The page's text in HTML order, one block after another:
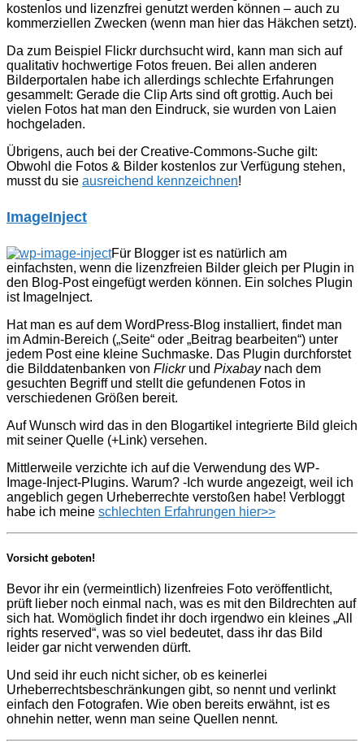
kostenlos und lizenzfrei genutzt werden können – auch zu
kommerziellen Zwecken (wenn man hier das Häkchen setzt).
Da zum Beispiel Flickr durchsucht wird, kann man sich auf
qualitativ hochwertige Fotos freuen. Bei allen anderen
Bilderportalen habe ich allerdings schlechte Erfahrungen
gesammelt: Gerade die Clip Arts sind oft grottig. Auch bei
vielen Fotos hat man den Eindruck, sie wurden von Laien
hochgeladen.
Übrigens, auch bei der Creative-Commons-Suche gilt:
Obwohl die Fotos & Bilder kostenlos zur Verfügung stehen,
musst du sie ausreichend kennzeichnen!
ImageInject
Für Blogger ist es natürlich am
einfachsten, wenn die lizenzfreien Bilder gleich per Plugin in
den Blog-Post eingefügt werden können. Ein solches Plugin
ist ImageInject.
Hat man es auf dem WordPress-Blog installiert, findet man
im Admin-Bereich („Seite“ oder „Beitrag bearbeiten“) unter
jedem Post eine kleine Suchmaske. Das Plugin durchforstet
die Bilddatenbanken von Flickrund Pixabaynach dem
gesuchten Begriff und stellt die gefundenen Fotos in
verschiedenen Größen bereit.
Auf Wunsch wird das in den Blogartikel integrierte Bild gleich
mit seiner Quelle (+Link) versehen.
Mittlerweile verzichte ich auf die Verwendung des WP-
Image-Inject-Plugins. Warum? -Ich wurde angezeigt, weil ich
angeblich gegen Urheberrechte verstoßen habe! Verbloggt
habe ich meine schlechten Erfahrungen hier>>
Vorsicht geboten!
Bevor ihr ein (vermeintlich) lizenfreies Foto veröffentlicht,
prüft lieber noch einmal nach, was es mit den Bildrechten auf
sich hat. Womöglich findet ihr doch irgendwo ein kleines „All
rights reserved“, was so viel bedeutet, dass ihr das Bild
leider gar nicht verwenden dürft.
Und seid ihr euch nicht sicher, ob es keinerlei
Urheberrechtsbeschränkungen gibt, so nennt und verlinkt
einfach den Fotografen. Wie oben bereits erwähnt, ist es
ohnehin netter, wenn man seine Quellen nennt.